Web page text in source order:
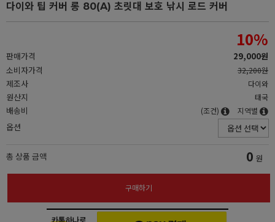
다이와 팁 커버 롱 80(A) 초릿대 보호 낚시 로드 커버
판매가격
10%
29,000원
소비자가격
32,200원
제조사 다이와
원산지 태국
배송비 (조건) 지역별
옵션
총 상품 금액 0 원
구매하기